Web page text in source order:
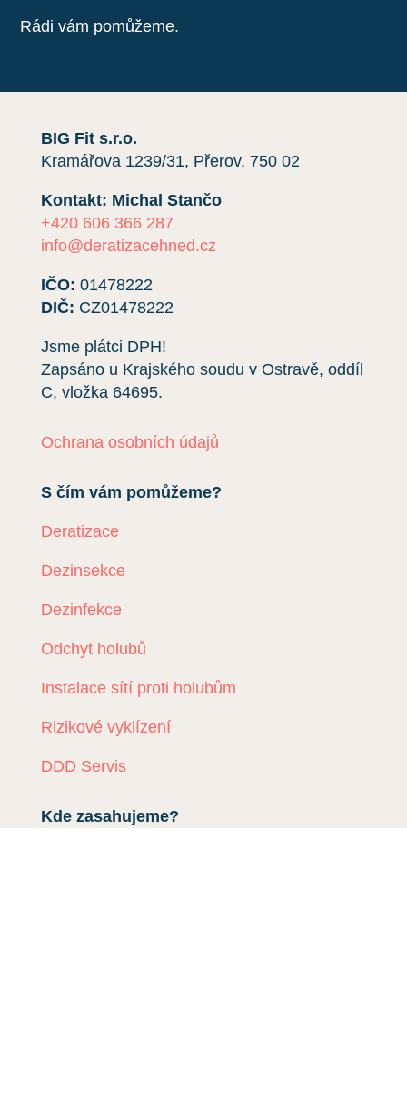
Rádi vám pomůžeme.
BIG Fit s.r.o.
Kramářova 1239/31, Přerov, 750 02
Kontakt: Michal Stančo
+420 606 366 287
info@deratizacehned.cz
IČO: 01478222
DIČ: CZ01478222
Jsme plátci DPH!
Zapsáno u Krajského soudu v Ostravě, oddíl
C, vložka 64695.
Ochrana osobních údajů
S čím vám pomůžeme?
Deratizace
Dezinsekce
Dezinfekce
Odchyt holubů
Instalace sítí proti holubům
Rizikové vyklízení
DDD Servis
Kde zasahujeme?